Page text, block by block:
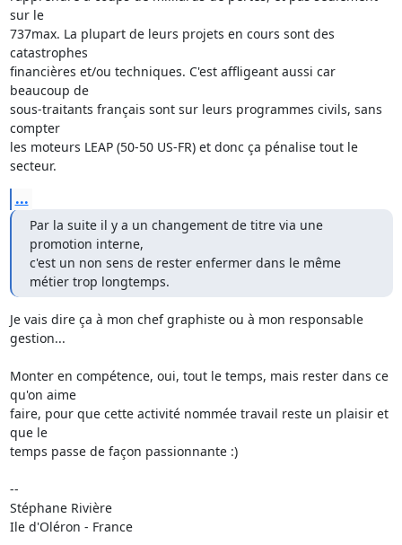
sur le
737max. La plupart de leurs projets en cours sont des
catastrophes
financières et/ou techniques. C'est affligeant aussi car
beaucoup de
sous-traitants français sont sur leurs programmes civils, sans
compter
les moteurs LEAP (50-50 US-FR) et donc ça pénalise tout le
secteur.
...
Par la suite il y a un changement de titre via une
promotion interne,
c'est un non sens de rester enfermer dans le même
métier trop longtemps.
Je vais dire ça à mon chef graphiste ou à mon responsable
gestion...
Monter en compétence, oui, tout le temps, mais rester dans ce
qu'on aime
faire, pour que cette activité nommée travail reste un plaisir et
que le
temps passe de façon passionnante :)
--
Stéphane Rivière
Ile d'Oléron - France